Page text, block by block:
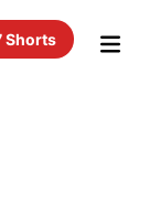
Shorts